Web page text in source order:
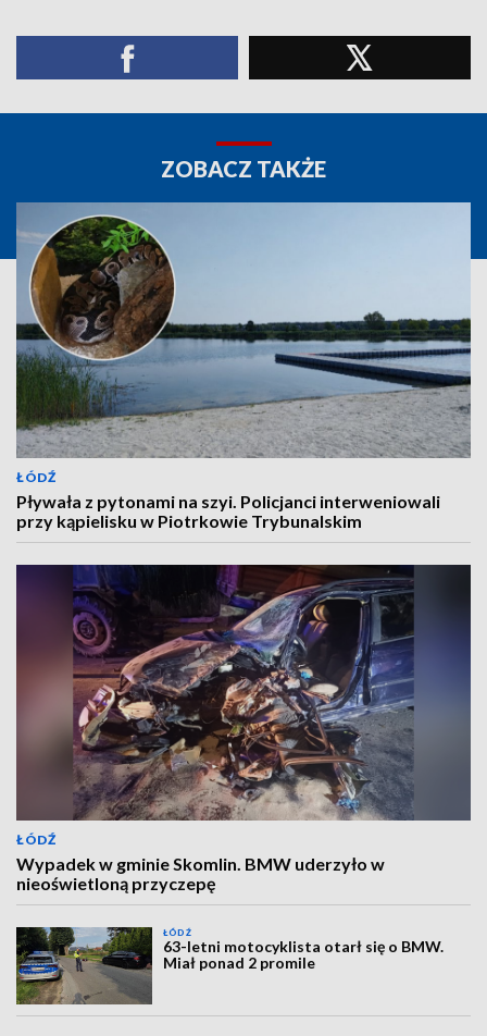
ZOBACZ TAKŻE
ŁÓDŹ
Pływała z pytonami na szyi. Policjanci interweniowali
przy kąpielisku w Piotrkowie Trybunalskim
ŁÓDŹ
Wypadek w gminie Skomlin. BMW uderzyło w
nieoświetloną przyczepę
ŁÓDŹ
63-letni motocyklista otarł się o BMW.
Miał ponad 2 promile